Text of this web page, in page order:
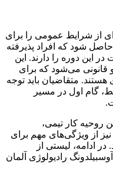
از شرایط عمومی را برای
شود که افراد پذیرفته
در این دوره را دارند. این
قانونی می‌شود که برای
متقاضیان باید توجه
گام اول در مسیر
روحیه کار تیمی،
نیز از ویژگی‌های مهم برای
ادامه، لیستی از
رادیولوژی آلمان